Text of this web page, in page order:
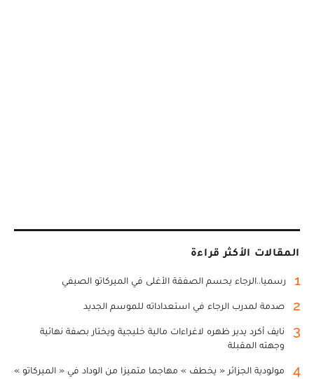
المقالات الأكثر قراءة
1 رسميا..الرجاء يحسم الصفقة الأغلى في الميركاتو الصيفي
2 صدمة لمدرب الرجاء في استعداداته للموسم الجديد
3
نايف أكرد يدير ظهره لاغراءات مالية خليجية ويختار بصفة نهائية
وجهته المقبلة
4 مولودية الجزائر « يخطف » مهاجما متميزا من الوداد في « الميركاتو »